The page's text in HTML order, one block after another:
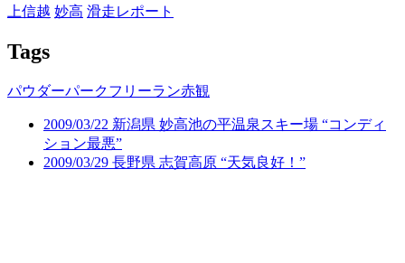
上信越 妙高 滑走レポート
Tags
パウダーパークフリーラン赤観
2009/03/22 新潟県 妙高池の平温泉スキー場 “コンディ
ション最悪”
2009/03/29 長野県 志賀高原 “天気良好！”